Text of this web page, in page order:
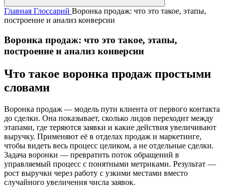
Главная Глоссарий Воронка продаж: что это такое, этапы,
построение и анализ конверсии
Воронка продаж: что это такое, этапы,
построение и анализ конверсии
Что такое воронка продаж простыми
словами
Воронка продаж — модель пути клиента от первого контакта
до сделки. Она показывает, сколько лидов переходит между
этапами, где теряются заявки и какие действия увеличивают
выручку. Применяют её в отделах продаж и маркетинге,
чтобы видеть весь процесс целиком, а не отдельные сделки.
Задача воронки — превратить поток обращений в
управляемый процесс с понятными метриками. Результат —
рост выручки через работу с узкими местами вместо
случайного увеличения числа заявок.